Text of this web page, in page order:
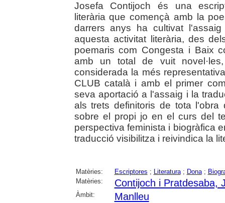
Josefa Contijoch és una
literària que començà amb la
darrers anys ha cultivat
aquesta activitat literària, des
poemaris com Congesta i Baix
amb un total de vuit
considerada la més
CLUB català i amb el primer
seva aportació a l'assaig i la
als trets definitoris de tota l'obra
sobre el propi jo en el curs del
perspectiva feminista i biogràfica
traducció visibilitza i reivindica la
Matèries: Escriptores ; Literatura; Dona;
Matèries:
Contijoch i Pratdesaba,
Àmbit: Manlleu